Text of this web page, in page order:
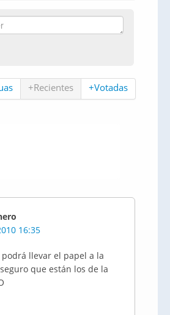
+Recientes +Votadas
16:35
llevar el papel a la
que están los de la